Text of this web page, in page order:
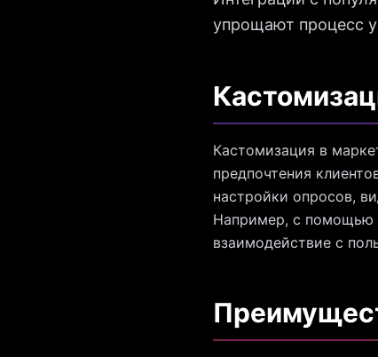
упрощают процесс
Кастомизация в
предпочтения
настройки опросов,
Например, с помощью
взаимодействие с